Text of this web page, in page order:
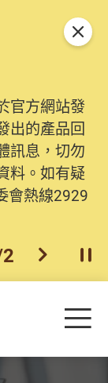
官方網站發
出的產品回
訊息，切勿
料。如有疑
會熱線2929
的投訴處理
2025年11月
料（包括姓
交投訴、查
於帳戶中，
2 下一個開
關閉
目